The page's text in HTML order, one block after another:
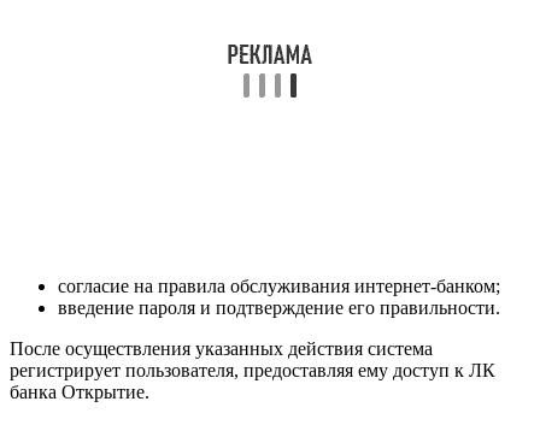
согласие на правила обслуживания интернет-банком;
введение пароля и подтверждение его правильности.
После осуществления указанных действия система
регистрирует пользователя, предоставляя ему доступ к ЛК
банка Открытие.